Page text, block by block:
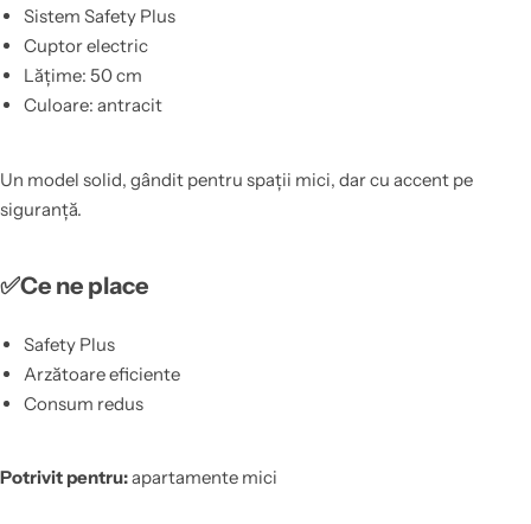
Sistem Safety Plus
Cuptor electric
Lățime: 50 cm
Culoare: antracit
Un model solid, gândit pentru spații mici, dar cu accent pe
siguranță.
✅Ce ne place
Safety Plus
Arzătoare eficiente
Consum redus
Potrivit pentru:apartamente mici